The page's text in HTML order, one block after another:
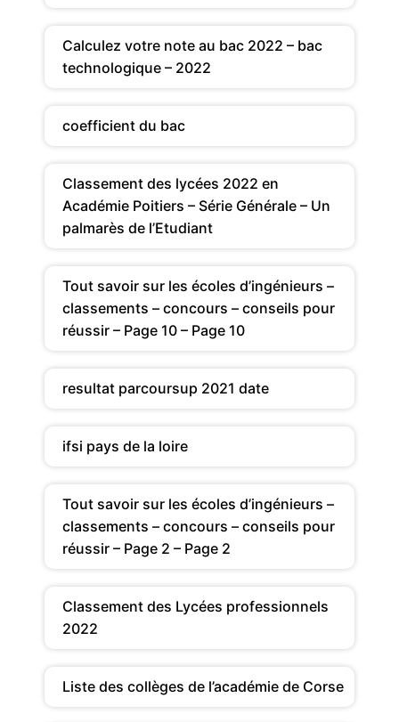
Calculez votre note au bac 2022 – bac
technologique – 2022
coefficient du bac
Classement des lycées 2022 en
Académie Poitiers – Série Générale – Un
palmarès de l’Etudiant
Tout savoir sur les écoles d’ingénieurs –
classements – concours – conseils pour
réussir – Page 10 – Page 10
resultat parcoursup 2021 date
ifsi pays de la loire
Tout savoir sur les écoles d’ingénieurs –
classements – concours – conseils pour
réussir – Page 2 – Page 2
Classement des Lycées professionnels
2022
Liste des collèges de l’académie de Corse